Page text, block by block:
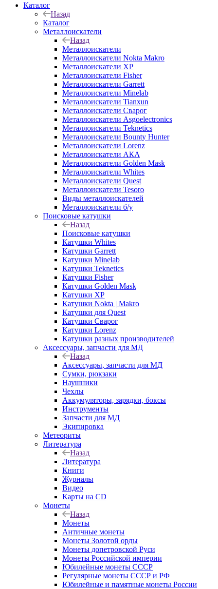
Каталог
Назад
Каталог
Металлоискатели
Назад
Металлоискатели
Металлоискатели Nokta Makro
Металлоискатели XP
Металлоискатели Fisher
Металлоискатели Garrett
Металлоискатели Minelab
Металлоискатели Tianxun
Металлоискатели Сварог
Металлоискатели Asgoelectronics
Металлоискатели Teknetics
Металлоискатели Bounty Hunter
Металлоискатели Lorenz
Металлоискатели АКА
Металлоискатели Golden Mask
Металлоискатели Whites
Металлоискатели Quest
Металлоискатели Tesoro
Виды металлоискателей
Металлоискатели б/у
Поисковые катушки
Назад
Поисковые катушки
Катушки Whites
Катушки Garrett
Катушки Minelab
Катушки Teknetics
Катушки Fisher
Катушки Golden Mask
Катушки XP
Катушки Nokta | Makro
Катушки для Quest
Катушки Сварог
Катушки Lorenz
Катушки разных производителей
Аксессуары, запчасти для МД
Назад
Аксессуары, запчасти для МД
Сумки, рюкзаки
Наушники
Чехлы
Аккумуляторы, зарядки, боксы
Инструменты
Запчасти для МД
Экипировка
Метеориты
Литература
Назад
Литература
Книги
Журналы
Видео
Карты на CD
Монеты
Назад
Монеты
Античные монеты
Монеты Золотой орды
Монеты допетровской Руси
Монеты Российской империи
Юбилейные монеты СССР
Регулярные монеты СССР и РФ
Юбилейные и памятные монеты России